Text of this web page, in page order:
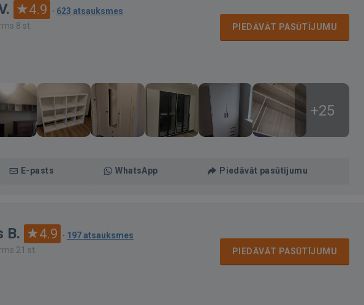
4.9 · 623 atsauksmes
8 st.
PIEDĀVĀT PASŪTĪJUMU
+25
E-pasts WhatsApp Piedāvāt pasūtījumu
B. 4.9 · 197 atsauksmes
21 st.
PIEDĀVĀT PASŪTĪJUMU